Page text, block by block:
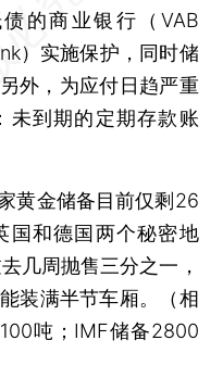
的商业银行（VAB
）实施保护，同时储
外，为应付日趋严重
未到期的定期存款账
金储备目前仅剩26
国和德国两个秘密地
几周抛售三分之一，
装满半节车厢。（相
吨；IMF储备2800